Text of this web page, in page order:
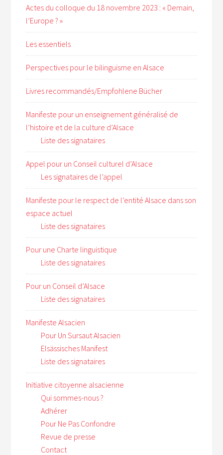
Actes du colloque du 18 novembre 2023 : « Demain,
l’Europe ? »
Les essentiels
Perspectives pour le bilinguisme en Alsace
Livres recommandés/Empfohlene Bücher
Manifeste pour un enseignement généralisé de
l’histoire et de la culture d’Alsace
Liste des signataires
Appel pour un Conseil culturel d’Alsace
Les signataires de l’appel
Manifeste pour le respect de l’entité Alsace dans son
espace actuel
Liste des signataires
Pour une Charte linguistique
Liste des signataires
Pour un Conseil d’Alsace
Liste des signataires
Manifeste Alsacien
Pour Un Sursaut Alsacien
Elsässisches Manifest
Liste des signataires
Initiative citoyenne alsacienne
Qui sommes-nous ?
Adhérer
Pour Ne Pas Confondre
Revue de presse
Contact